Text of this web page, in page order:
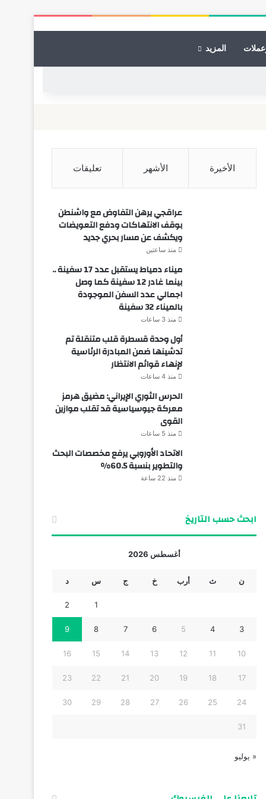
المزيد
الأخيرة الأشهر تعليقات
عراقجي يرهن التفاوض مع واشنطن
بوقف الانتهاكات ودفع التعويضات
ويكشف عن مسار بحري جديد
منذ ساعتين
ميناء دمياط يستقبل عدد 17 سفينة ..
بينما غادر 12 سفينة كما وصل
اجمالي عدد السفن الموجودة
بالميناء 32 سفينة
منذ 3 ساعات
أول وحدة قسطرة قلب متنقلة تم
تدشينها ضمن المبادرة الرئاسية
لإنهاء قوائم الانتظار
منذ 4 ساعات
الحرس الثوري الإيراني: مضيق هرمز
معركة جيوسياسية قد تقلب موازين
القوى
منذ 5 ساعات
الاتحاد الأوروبي يرفع مخصصات البحث
والتطوير بنسبة 60.5%
منذ 22 ساعة
ابحث حسب التاريخ
أغسطس 2026
ن ث أرب خ ج س د
1
2
3
4
5
6
7
8
9
10
11
12
13
14
15
16
17
18
19
20
21
22
23
24
25
26
27
28
29
30
31
« يوليو